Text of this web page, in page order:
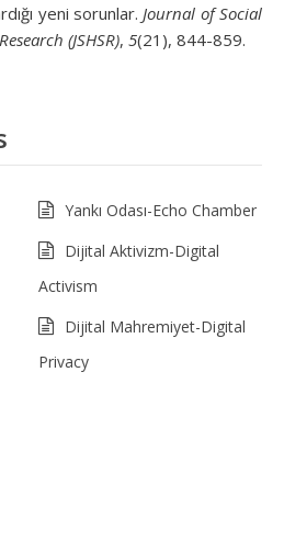
yeni sorunlar. Journal of Social
(JSHSR), 5(21), 844-859.
Yankı Odası-Echo Chamber
Dijital Aktivizm-Digital
Activism
Dijital Mahremiyet-Digital
Privacy